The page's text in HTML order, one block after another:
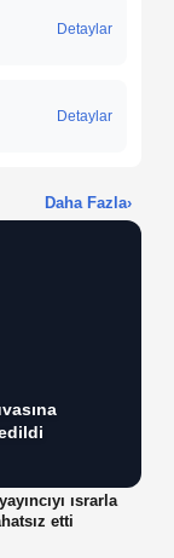
Detaylar
Detaylar
Daha Fazla›
ısrarla
etti